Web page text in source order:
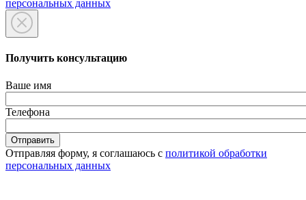
персональных данных
Получить консультацию
Ваше имя
Телефона
Отправляя форму, я соглашаюсь с политикой обработки
персональных данных